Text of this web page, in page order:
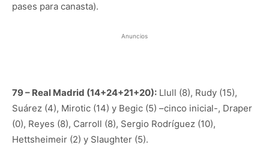
pases para canasta).
Anuncios
79 – Real Madrid (14+24+21+20): Llull (8), Rudy (15),
Suárez (4), Mirotic (14) y Begic (5) –cinco inicial-, Draper
(0), Reyes (8), Carroll (8), Sergio Rodríguez (10),
Hettsheimeir (2) y Slaughter (5).